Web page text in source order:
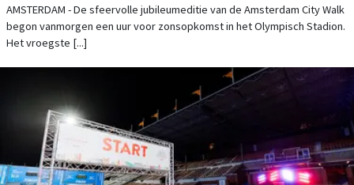
AMSTERDAM - De sfeervolle jubileumeditie van de Amsterdam City Walk
begon vanmorgen een uur voor zonsopkomst in het Olympisch Stadion.
Het vroegste [...]